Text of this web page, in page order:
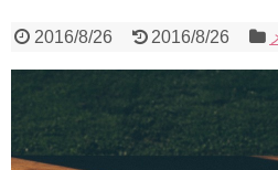
2016/8/26 2016/8/26